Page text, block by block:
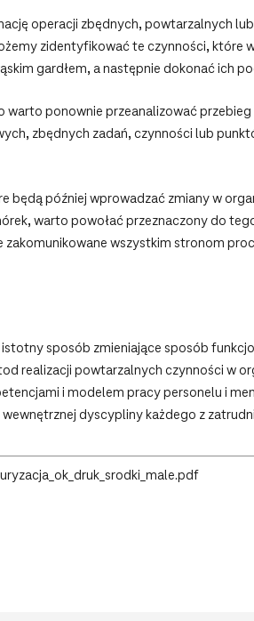
operacji zbędnych, powtarzalnych
zidentyfikować te czynności, które
gardłem, a następnie dokonać ich
ponownie przeanalizować
zbędnych zadań, czynności lub
później wprowadzać zmiany w
warto powołać przeznaczony do
wszystkim stronom
sposób zmieniające sposób
realizacji powtarzalnych czynności w
i modelem pracy personelu i
dyscypliny każdego z